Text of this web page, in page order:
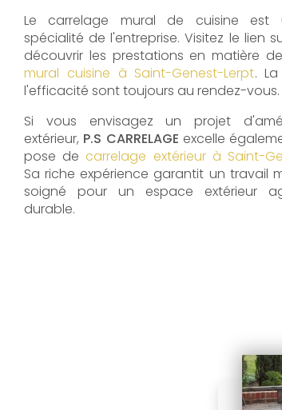
Le carrelage mural de cuisine est
spécialité de l'entreprise. Visitez le lien
découvrir les prestations en matière de
mural cuisine à Saint-Genest-Lerpt.
l'efficacité sont toujours au rendez-vous.
Si vous envisagez un projet
extérieur, P.S CARRELAGE excelle
pose decarrelage extérieur à Saint-
Sa riche expérience garantit un travail
soigné pour un espace extérieur
durable.